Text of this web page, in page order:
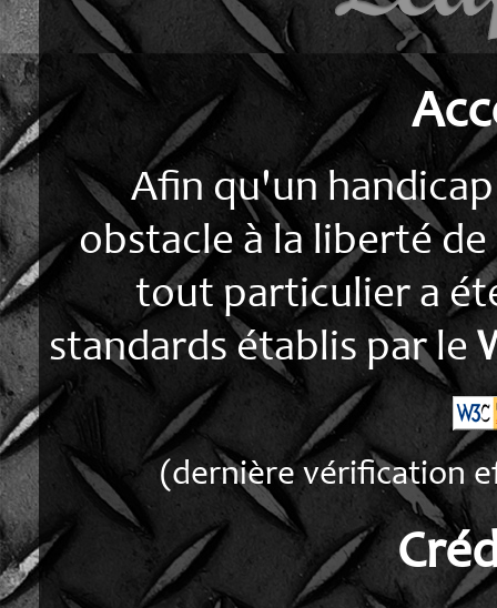
Afin qu'un
obstacle à la liberté
tout particulier a
standards établis par le
(dernière vérification